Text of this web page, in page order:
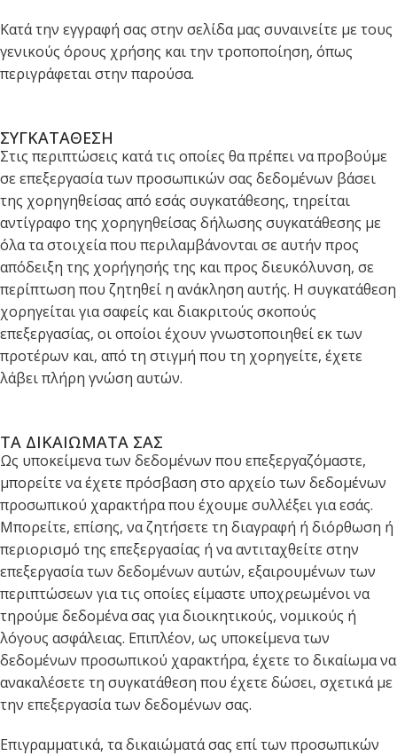
Κατά την εγγραφή σας στην σελίδα μας συναινείτε με τους
γενικούς όρους χρήσης και την τροποποίηση, όπως
περιγράφεται στην παρούσα.
ΣΥΓΚΑΤΑΘΕΣΗ
Στις περιπτώσεις κατά τις οποίες θα πρέπει να προβούμε
σε επεξεργασία των προσωπικών σας δεδομένων βάσει
της χορηγηθείσας από εσάς συγκατάθεσης, τηρείται
αντίγραφο της χορηγηθείσας δήλωσης συγκατάθεσης με
όλα τα στοιχεία που περιλαμβάνονται σε αυτήν προς
απόδειξη της χορήγησής της και προς διευκόλυνση, σε
περίπτωση που ζητηθεί η ανάκληση αυτής. Η συγκατάθεση
χορηγείται για σαφείς και διακριτούς σκοπούς
επεξεργασίας, οι οποίοι έχουν γνωστοποιηθεί εκ των
προτέρων και, από τη στιγμή που τη χορηγείτε, έχετε
λάβει πλήρη γνώση αυτών.
ΤΑ ΔΙΚΑΙΩΜΑΤΑ ΣΑΣ
Ως υποκείμενα των δεδομένων που επεξεργαζόμαστε,
μπορείτε να έχετε πρόσβαση στο αρχείο των δεδομένων
προσωπικού χαρακτήρα που έχουμε συλλέξει για εσάς.
Μπορείτε, επίσης, να ζητήσετε τη διαγραφή ή διόρθωση ή
περιορισμό της επεξεργασίας ή να αντιταχθείτε στην
επεξεργασία των δεδομένων αυτών, εξαιρουμένων των
περιπτώσεων για τις οποίες είμαστε υποχρεωμένοι να
τηρούμε δεδομένα σας για διοικητικούς, νομικούς ή
λόγους ασφάλειας. Επιπλέον, ως υποκείμενα των
δεδομένων προσωπικού χαρακτήρα, έχετε το δικαίωμα να
ανακαλέσετε τη συγκατάθεση που έχετε δώσει, σχετικά με
την επεξεργασία των δεδομένων σας.
Επιγραμματικά, τα δικαιώματά σας επί των προσωπικών